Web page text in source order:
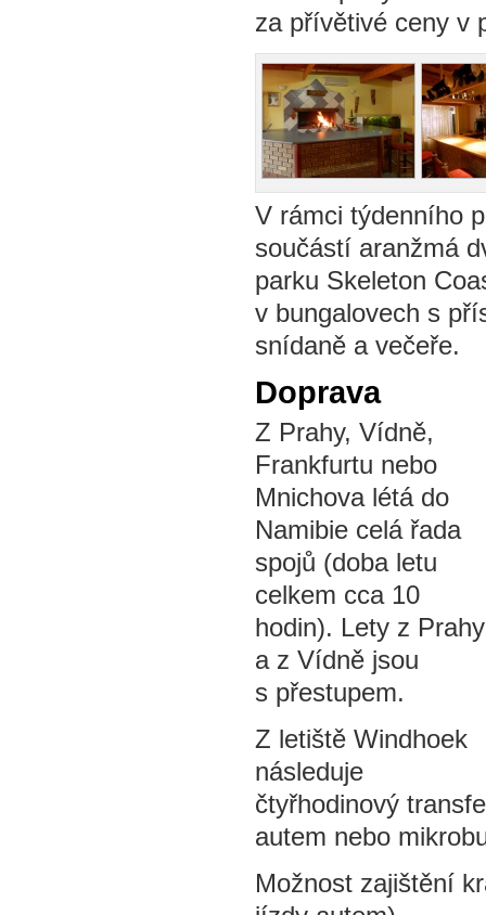
za přívětivé ceny v
V rámci týdenního
součástí aranžmá
parku Skeleton
v bungalovech s
snídaně a večeře.
Doprava
Z Prahy, Vídně,
Frankfurtu nebo
Mnichova létá do
Namibie celá řada
spojů (doba letu
celkem cca 10
hodin). Lety z Prahy
a z Vídně jsou
s přestupem.
Z letiště Windhoek
následuje
čtyřhodinový
autem nebo
Možnost zajištění